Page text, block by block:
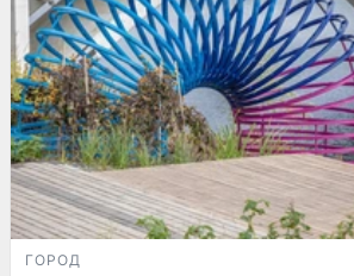
ГОРОД